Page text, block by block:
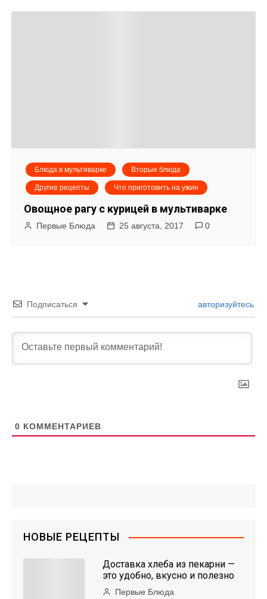
Блюда в мультиварке Вторые блюда
Другие рецепты Что приготовить на ужин
Овощное рагу с курицей в мультиварке
Первые Блюда 25 августа, 2017 0
Подписаться авторизуйтесь
0 КОММЕНТАРИЕВ
НОВЫЕ РЕЦЕПТЫ
Доставка хлеба из пекарни —
это удобно, вкусно и полезно
Первые Блюда